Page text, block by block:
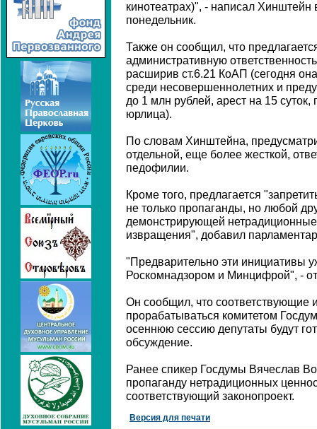
кинотеатрах)", - написал Хинштейн
понедельник.
Также он сообщил, что
административную
расширив ст.6.21 КоАП (сегодня
среди несовершеннолетних и
до 1 млн рублей, арест на 15 суток,
юрлица).
По словам Хинштейна,
отдельной, еще более жесткой,
педофилии.
Кроме того, предлагается
не только пропаганды, но любой
демонстрирующей
извращения", добавил
"Предварительно эти инициативы
Роскомнадзором и Минцифрой", -
Он сообщил, что соответствующие
прорабатываться комитетом
осеннюю сессию депутаты будут
обсуждение.
Ранее спикер Госдумы Вячеслав
пропаганду нетрадиционных
соответствующий законопроект.
Версия для печати